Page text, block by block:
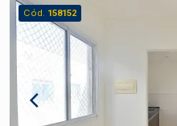
Cód. 158152